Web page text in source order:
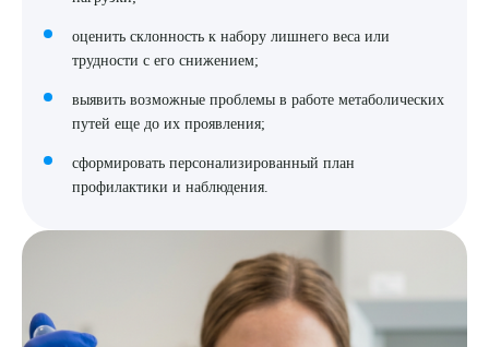
оценить склонность к набору лишнего веса или
трудности с его снижением;
выявить возможные проблемы в работе метаболических
путей еще до их проявления;
сформировать персонализированный план
профилактики и наблюдения.